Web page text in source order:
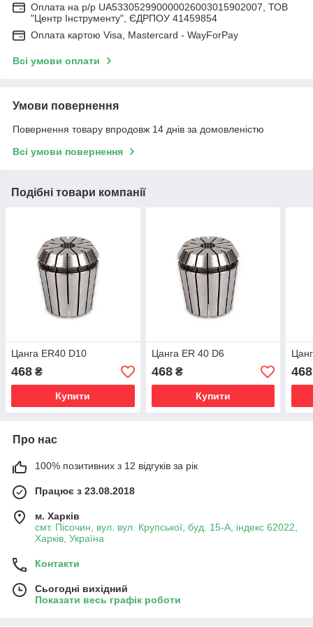
Оплата на р/р UA533052990000026003015902007, ТОВ
"Центр Інструменту", ЄДРПОУ 41459854
Оплата картою Visa, Mastercard - WayForPay
Всі умови оплати
Умови повернення
Повернення товару впродовж 14 днів за домовленістю
Всі умови повернення
Подібні товари компанії
Цанга ER40 D10
468 ₴
Купити
Цанга ER 40 D6
468₴
Купити
468
Про нас
100% позитивних з 12 відгуків за рік
Працює з 23.08.2018
м. Харків
смт. Пісочин, вул. вул. Крупської, буд. 15-А, індекс 62022,
Харків, Україна
Контакти
Сьогодні вихідний
Показати весь графік роботи